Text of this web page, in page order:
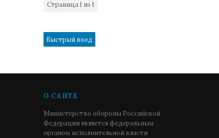
Страница1 из 1
О САЙТЕ
Министерство обороны Российской
Федерации является федеральным
органом исполнительной власти